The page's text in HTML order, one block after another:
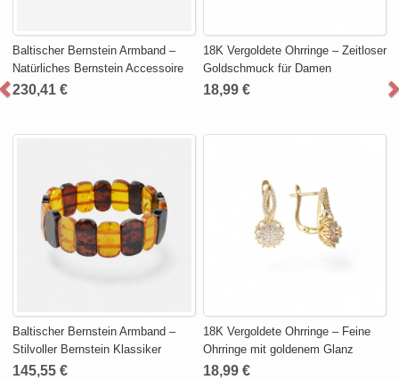
Baltischer Bernstein Armband –
Natürliches Bernstein Accessoire
230,41 €
18K Vergoldete Ohrringe – Zeitloser
Goldschmuck für Damen
18,99 €
Baltischer Bernstein Armband –
Stilvoller Bernstein Klassiker
145,55 €
18K Vergoldete Ohrringe – Feine
Ohrringe mit goldenem Glanz
18,99 €